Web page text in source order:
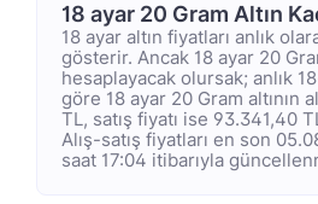
18 ayar 20 Gram Altın
18 ayar altın fiyatları anlık
gösterir. Ancak 18 ayar 20
hesaplayacak olursak; anlık
göre 18 ayar 20 Gram altının
TL, satış fiyatı ise 93.341,40
Alış-satış fiyatları en son
saat 17:04 itibarıyla